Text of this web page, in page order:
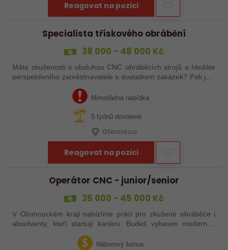
Reagovat na pozici
Specialista třískového obrábění
38 000 - 48 000 Kč
Máte zkušenosti s obsluhou CNC obráběcích strojů a hledáte
perspektivního zaměstnavatele s dostatkem zakázek? Pak jste
na správném inzerátu nabídky práce a reagujte zasláním
Mimořádná nabídka
5 týdnů dovolené
Olomouc
Reagovat na pozici
Operátor CNC - junior/senior
35 000 - 45 000 Kč
V Olomouckém kraji nabízíme práci pro zkušené obráběče i
absolventy, kteří startují kariéru. Budeš vybaven moderním
dozvědět více, neváhej…
Náborový bonus